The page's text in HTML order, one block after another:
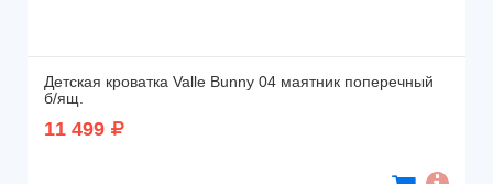
Детская кроватка Valle Bunny 04 маятник поперечный
б/ящ.
11 499